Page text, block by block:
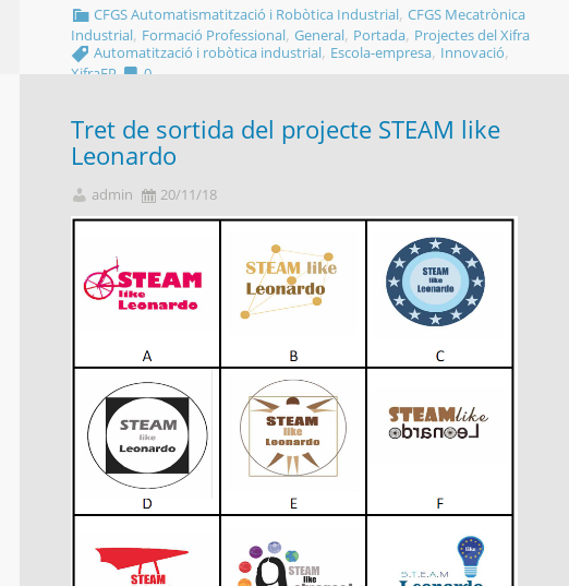
CFGS Automatismatització i Robòtica Industrial,CFGS Mecatrònica
Industrial, Formació Professional, General, Portada, Projectes del Xifra
Automatització i robòtica industrial, Escola-empresa,Innovació,
XifraFP 0
Tret de sortida del projecte STEAM like
Leonardo
admin 20/11/18